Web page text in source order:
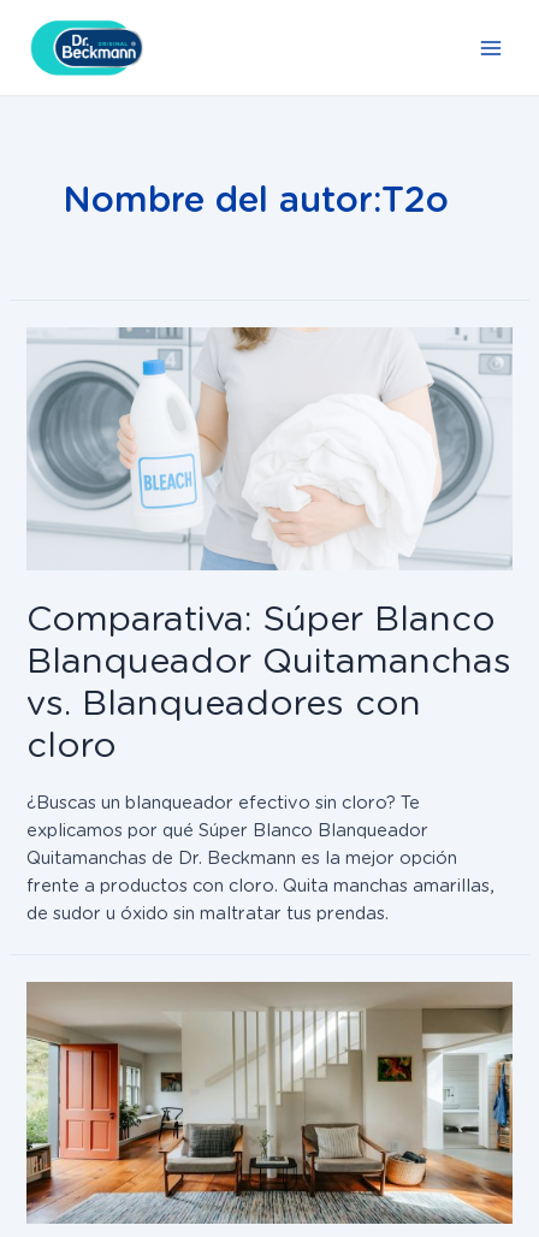
contenido
Nombre del autor:T2o
Comparativa: Súper Blanco
Blanqueador Quitamanchas
vs. Blanqueadores con
cloro
¿Buscas un blanqueador efectivo sin cloro? Te
explicamos por qué Súper Blanco Blanqueador
Quitamanchas de Dr. Beckmann es la mejor opción
frente a productos con cloro. Quita manchas amarillas,
de sudor u óxido sin maltratar tus prendas.
entradas